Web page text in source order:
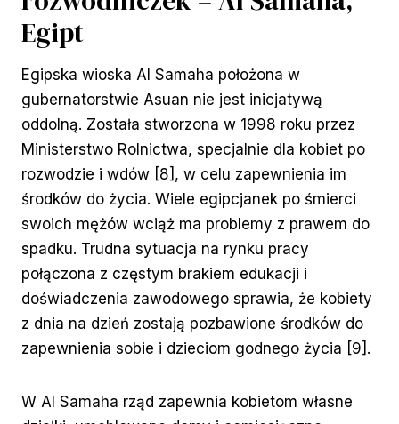
Egipt
Egipska wioska Al Samaha położona w
gubernatorstwie Asuan nie jest inicjatywą
oddolną. Została stworzona w 1998 roku przez
Ministerstwo Rolnictwa, specjalnie dla kobiet po
rozwodzie i wdów [8], w celu zapewnienia im
środków do życia. Wiele egipcjanek po śmierci
swoich mężów wciąż ma problemy z prawem do
spadku. Trudna sytuacja na rynku pracy
połączona z częstym brakiem edukacji i
doświadczenia zawodowego sprawia, że kobiety
z dnia na dzień zostają pozbawione środków do
zapewnienia sobie i dzieciom godnego życia [9].
W Al Samaha rząd zapewnia kobietom własne